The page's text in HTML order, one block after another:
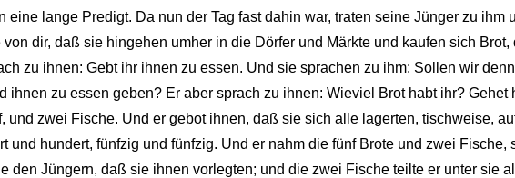
eine lange Predigt. Da nun der Tag fast dahin war, traten seine Jünger zu ihm
dir, daß sie hingehen umher in die Dörfer und Märkte und kaufen sich
zu ihnen: Gebt ihr ihnen zu essen. Und sie sprachen zu ihm: Sollen wir
ihnen zu essen geben? Er aber sprach zu ihnen: Wieviel Brot habt ihr? Gehet
und zwei Fische. Und er gebot ihnen, daß sie sich alle lagerten, tischweise,
und hundert, fünfzig und fünfzig. Und er nahm die fünf Brote und zwei Fische,
den Jüngern, daß sie ihnen vorlegten; und die zwei Fische teilte er unter sie